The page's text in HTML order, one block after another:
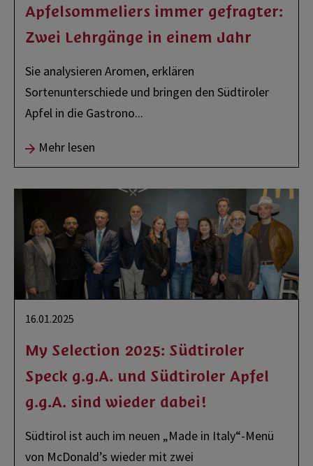
Apfelsommeliers immer gefragter:
Zwei Lehrgänge in einem Jahr
Sie analysieren Aromen, erklären
Sortenunterschiede und bringen den Südtiroler
Apfel in die Gastrono...
Mehr lesen
16.01.2025
My Selection 2025: Südtiroler
Speck g.g.A. und Südtiroler Apfel
g.g.A. sind wieder dabei!
Südtirol ist auch im neuen „Made in Italy“-Menü
von McDonald’s wieder mit zwei